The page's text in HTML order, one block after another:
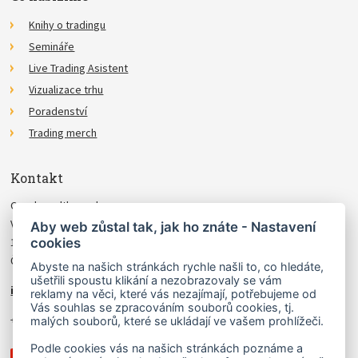
Knihy o tradingu
Semináře
Live Trading Asistent
Vizualizace trhu
Poradenství
Trading merch
Kontakt
Czechwealth, spol. s r.o.
Višňová 4
140 00 Praha 4
Česká Republika
info@czechwealth.cz
+420 226 804 571 (9–12 hod.)
Aby web zůstal tak, jak ho znáte - Nastavení
cookies
Abyste na našich stránkách rychle našli to, co hledáte,
ušetřili spoustu klikání a nezobrazovaly se vám
reklamy na věci, které vás nezajímají, potřebujeme od
Vás souhlas se zpracováním souborů cookies, tj.
malých souborů, které se ukládají ve vašem prohlížeči.
Podle cookies vás na našich stránkách poznáme a